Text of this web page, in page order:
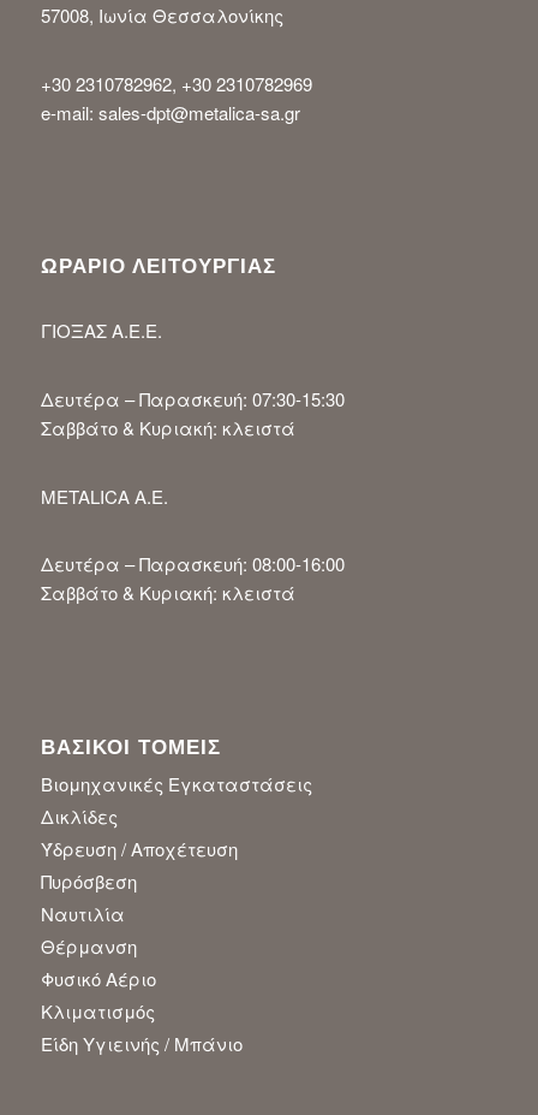
57008, Ιωνία Θεσσαλονίκης
+30 2310782962, +30 2310782969
e-mail: sales-dpt@metalica-sa.gr
ΩΡΑΡΙΟ ΛΕΙΤΟΥΡΓΙΑΣ
ΓΙΟΞΑΣ Α.Ε.Ε.
Δευτέρα – Παρασκευή: 07:30-15:30
Σαββάτο & Κυριακή: κλειστά
METALICA A.E.
Δευτέρα – Παρασκευή: 08:00-16:00
Σαββάτο & Κυριακή: κλειστά
ΒΑΣΙΚΟΙ ΤΟΜΕΙΣ
Βιομηχανικές Εγκαταστάσεις
Δικλίδες
Ύδρευση / Αποχέτευση
Πυρόσβεση
Ναυτιλία
Θέρμανση
Φυσικό Αέριο
Κλιματισμός
Είδη Υγιεινής / Μπάνιο